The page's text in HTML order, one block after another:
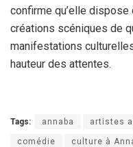
confirme qu’elle dispose
créations scéniques de
manifestations
hauteur des attentes.
Tags: annaba artistes
comédie culture à